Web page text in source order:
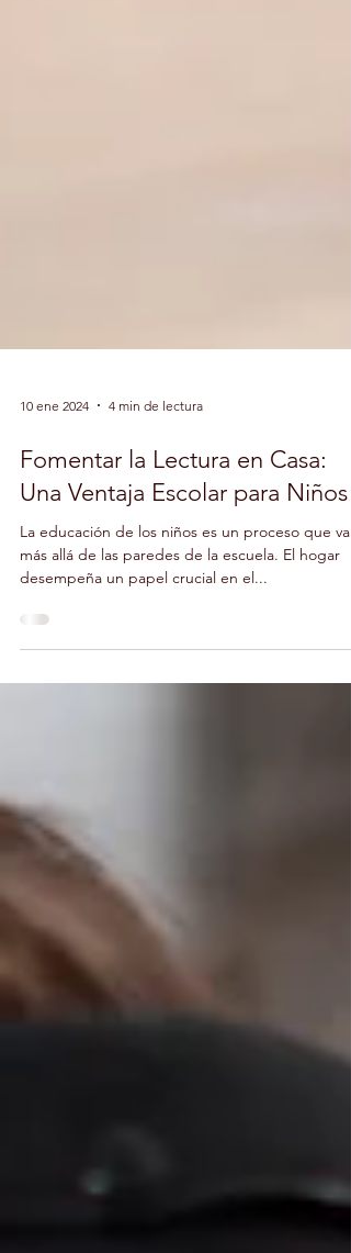
10 ene 2024 4 min de lectura
Fomentar la Lectura en Casa:
Una Ventaja Escolar para Niños
La educación de los niños es un proceso que va
desempeña un papel crucial en el...